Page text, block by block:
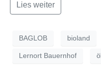
Lies weiter
BAGLOB bioland
Lernort Bauernhof